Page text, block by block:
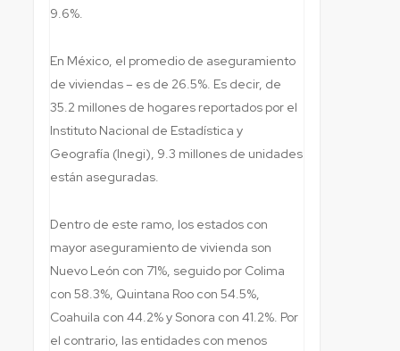
9.6%.
En México, el promedio de aseguramiento
de viviendas – es de 26.5%. Es decir, de
35.2 millones de hogares reportados por el
Instituto Nacional de Estadística y
Geografía (Inegi), 9.3 millones de unidades
están aseguradas.
Dentro de este ramo, los estados con
mayor aseguramiento de vivienda son
Nuevo León con 71%, seguido por Colima
con 58.3%, Quintana Roo con 54.5%,
Coahuila con 44.2% y Sonora con 41.2%. Por
el contrario, las entidades con menos